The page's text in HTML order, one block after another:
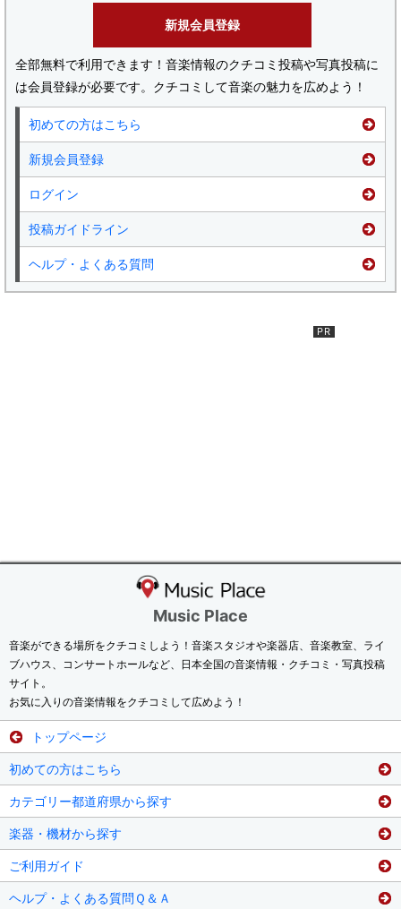
新規会員登録
全部無料で利用できます！音楽情報のクチコミ投稿や写真投稿に
は会員登録が必要です。クチコミして音楽の魅力を広めよう！
初めての方はこちら
新規会員登録
ログイン
投稿ガイドライン
ヘルプ・よくある質問
Music Place
音楽ができる場所をクチコミしよう！音楽スタジオや楽器店、音楽教室、ライ
ブハウス、コンサートホールなど、日本全国の音楽情報・クチコミ・写真投稿
サイト。
お気に入りの音楽情報をクチコミして広めよう！
トップページ
初めての方はこちら
カテゴリー都道府県から探す
楽器・機材から探す
ご利用ガイド
ヘルプ・よくある質問Ｑ＆Ａ